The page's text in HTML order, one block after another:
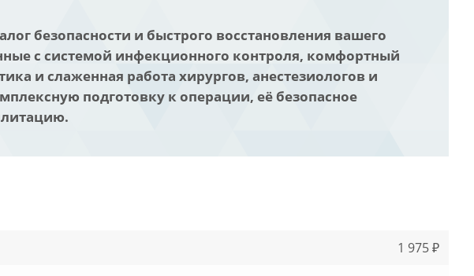
безопасности и быстрого восстановления вашего
с системой инфекционного контроля, комфортный
и слаженная работа хирургов, анестезиологов и
подготовку к операции, её безопасное
1 975 ₽